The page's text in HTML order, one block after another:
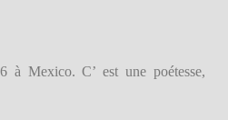
à Mexico. C’ est une poétesse,